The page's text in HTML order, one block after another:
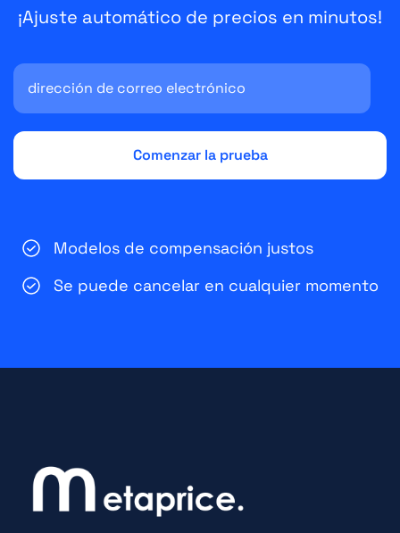
¡Ajuste automático de precios en minutos!
Modelos de compensación justos
Se puede cancelar en cualquier momento